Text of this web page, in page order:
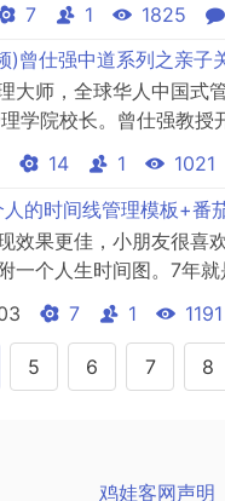
7 1 1825
)曾仕强中道系列之亲子
大师，全球华人中国式
学院校长。曾仕强教
范，对咨询业行为模式
覆性的；大智若愚、厚
人物之一，曾仕强是咨
14 1 1021
人的时间线管理模板+番
效果更佳，小朋友很喜
一个人生时间图。7年
我心灵冲击挺大。。
7 1 1191
5 6 7 8
鸡娃客网声明